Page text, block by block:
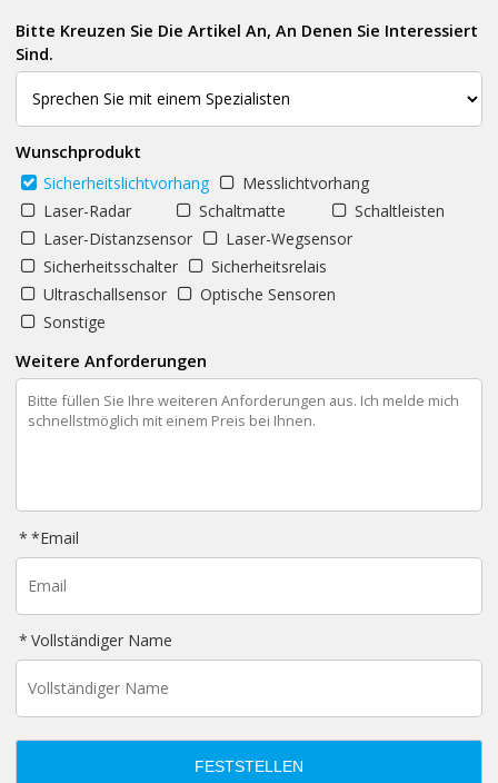
Bitte Kreuzen Sie Die Artikel An, An Denen Sie Interessiert
Sind.
Wunschprodukt
Sicherheitslichtvorhang
Messlichtvorhang
Laser-Radar
Schaltmatte
Schaltleisten
Laser-Distanzsensor
Laser-Wegsensor
Sicherheitsschalter
Sicherheitsrelais
Ultraschallsensor
Optische Sensoren
Sonstige
Weitere Anforderungen
*Email
Vollständiger Name
FESTSTELLEN